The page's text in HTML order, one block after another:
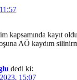
kapsamında kayıt
AÖ kaydım
dedi ki:
15:07